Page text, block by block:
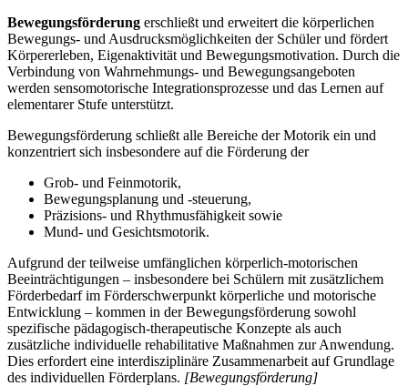
Bewegungsförderung erschließt und erweitert die körperlichen
Bewegungs- und Ausdrucksmöglichkeiten der Schüler und fördert
Körpererleben, Eigenaktivität und Bewegungsmotivation. Durch die
Verbindung von Wahrnehmungs- und Bewegungsangeboten
werden sensomotorische Integrationsprozesse und das Lernen auf
elementarer Stufe unterstützt.
Bewegungsförderung schließt alle Bereiche der Motorik ein und
konzentriert sich insbesondere auf die Förderung der
Grob- und Feinmotorik,
Bewegungsplanung und -steuerung,
Präzisions- und Rhythmusfähigkeit sowie
Mund- und Gesichtsmotorik.
Aufgrund der teilweise umfänglichen körperlich-motorischen
Beeinträchtigungen – insbesondere bei Schülern mit zusätzlichem
Förderbedarf im Förderschwerpunkt körperliche und motorische
Entwicklung – kommen in der Bewegungsförderung sowohl
spezifische pädagogisch-therapeutische Konzepte als auch
zusätzliche individuelle rehabilitative Maßnahmen zur Anwendung.
Dies erfordert eine interdisziplinäre Zusammenarbeit auf Grundlage
des individuellen Förderplans. [Bewegungsförderung]